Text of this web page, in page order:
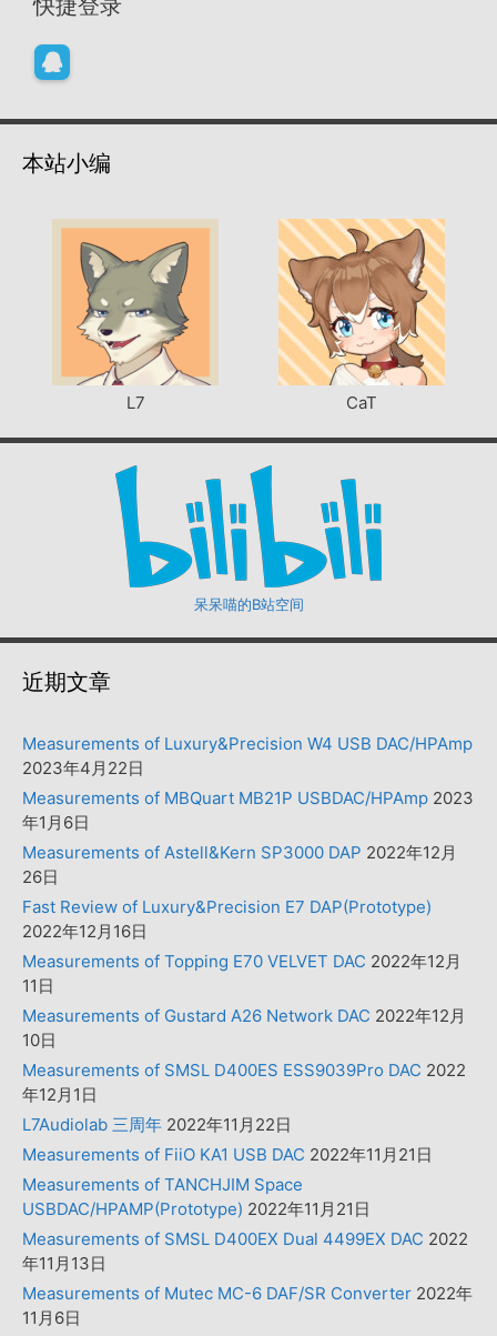
快捷登录
本站小编
L7 CaT
呆呆喵的B站空间
近期文章
Measurements of Luxury&Precision W4 USB DAC/HPAmp
2023年4月22日
Measurements of MBQuart MB21P USBDAC/HPAmp 2023
年1月6日
Measurements of Astell&Kern SP3000 DAP 2022年12月
26日
Fast Review of Luxury&Precision E7 DAP(Prototype)
2022年12月16日
Measurements of Topping E70 VELVET DAC 2022年12月
11日
Measurements of Gustard A26 Network DAC 2022年12月
10日
Measurements of SMSL D400ES ESS9039Pro DAC 2022
年12月1日
L7Audiolab 三周年 2022年11月22日
Measurements of FiiO KA1 USB DAC 2022年11月21日
Measurements of TANCHJIM Space
USBDAC/HPAMP(Prototype) 2022年11月21日
Measurements of SMSL D400EX Dual 4499EX DAC 2022
年11月13日
Measurements of Mutec MC-6 DAF/SR Converter 2022年
11月6日